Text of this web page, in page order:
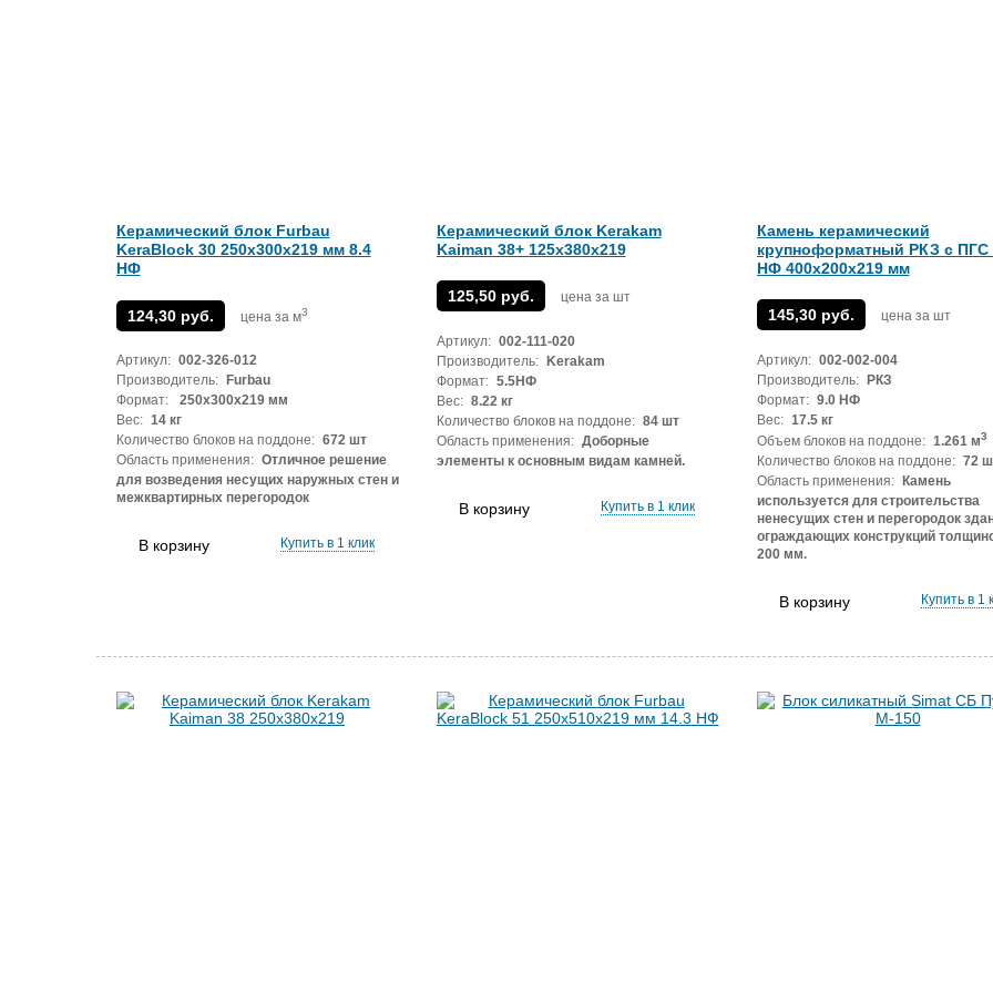
Керамический блок Furbau
KeraBlock 30 250х300х219 мм 8.4
НФ
124,30 руб. цена за м3
Артикул: 002-326-012
Производитель:
Furbau
Формат:
250х300х219 мм
Вес: 14 кг
Количество блоков на поддоне: 672 шт
Область применения: Отличное решение
для возведения несущих наружных стен и
межквартирных перегородок
В корзину Купить в 1 клик
Керамический блок Kerakam
Kaiman 38+ 125x380x219
125,50 руб. цена за шт
Артикул: 002-111-020
Производитель:
Kerakam
Формат: 5.5НФ
Вес: 8.22 кг
Количество блоков на поддоне: 84 шт
Область применения: Доборные
элементы к основным видам камней.
В корзину Купить в 1 клик
Камень керамический
крупноформатный РКЗ с ПГС
НФ 400х200х219 мм
145,30 руб. цена за шт
Артикул: 002-002-004
Производитель:
РКЗ
Формат: 9.0 НФ
Вес: 17.5 кг
Объем блоков на поддоне: 1.261 м3
Количество блоков на поддоне: 72
Область применения:
Камень
используется для строительства
ненесущих стен и перегородок
ограждающих конструкций
200 мм.
В корзину Купить в 1